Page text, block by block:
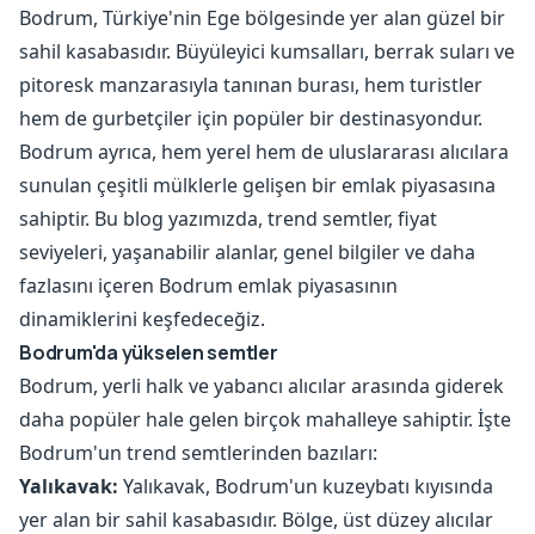
Bodrum, Türkiye'nin Ege bölgesinde yer alan güzel bir
sahil kasabasıdır. Büyüleyici kumsalları, berrak suları ve
pitoresk manzarasıyla tanınan burası, hem turistler
hem de gurbetçiler için popüler bir destinasyondur.
Bodrum ayrıca, hem yerel hem de uluslararası alıcılara
sunulan çeşitli mülklerle gelişen bir emlak piyasasına
sahiptir. Bu blog yazımızda, trend semtler, fiyat
seviyeleri, yaşanabilir alanlar, genel bilgiler ve daha
fazlasını içeren Bodrum emlak piyasasının
dinamiklerini keşfedeceğiz.
Bodrum'da yükselen semtler
Bodrum, yerli halk ve yabancı alıcılar arasında giderek
daha popüler hale gelen birçok mahalleye sahiptir. İşte
Bodrum'un trend semtlerinden bazıları:
Yalıkavak: Yalıkavak, Bodrum'un kuzeybatı kıyısında
yer alan bir sahil kasabasıdır. Bölge, üst düzey alıcılar